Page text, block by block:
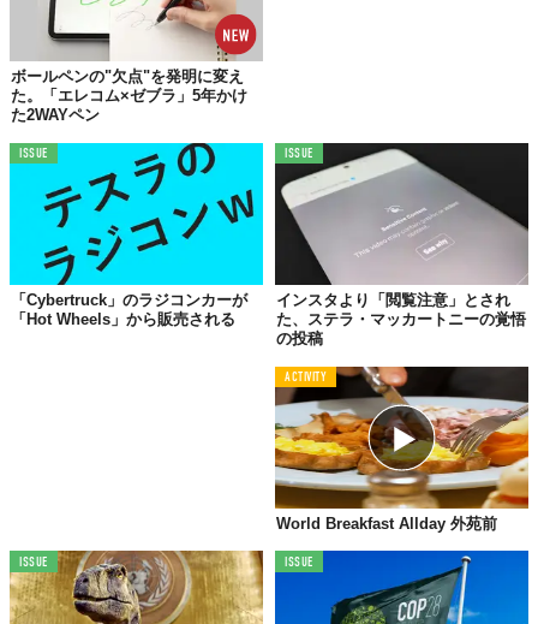
2時間
も待ったのちに会場までのシャトルを手配されたけれど、そ
シャトルさえも車いすでは乗れなかった
翌日には車いすで会場にアクセスできるようになったとはいえ、
彼女はさぞがっかりしたことだろう。
動画は、「It is impossible to safeguard our future without first
caring for people （まずは人を思いやらないと、気候変動から私
たちの未来なんて守れない）」というメッセージで締めくくられ
身近な人やものを大切に思う心を忘れないことが、私たちの未来
を守ることにつながるのではないだろうか——。
COP26 Unaccessible Conference | Karine Elharrar unable to enter complex due
TABI LABO
この世界は、もっと広いはずだ。
ボールペンの"欠点"を発明に変え
た。「エレコム×ゼブラ」5年かけ
た2WAYペン
ISSUE
「Cybertruck」のラジコンカーが
「Hot Wheels」から販売される
ISSUE
インスタより「閲覧注意」とされ
た、ステラ・マッカートニーの覚悟
の投稿
ACTIVITY
World Breakfast Allday 外苑前
ISSUE ISSUE